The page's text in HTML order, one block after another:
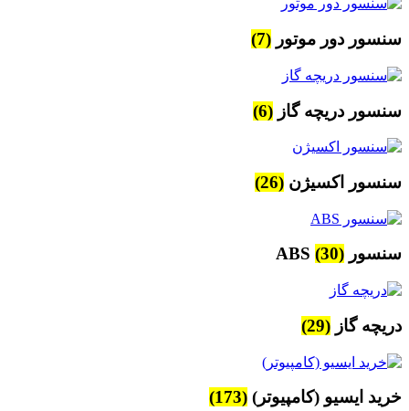
سنسور دور موتور (7)
سنسور دریچه گاز (6)
سنسور اکسیژن (26)
سنسور ABS (30)
دریچه گاز (29)
خرید ایسیو (کامپیوتر) (173)